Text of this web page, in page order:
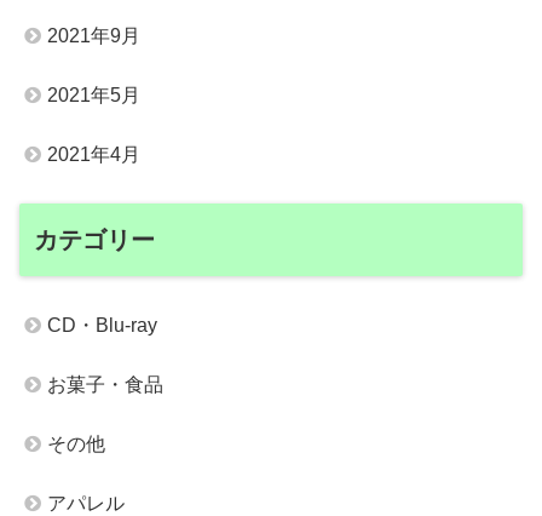
2021年9月
2021年5月
2021年4月
カテゴリー
CD・Blu-ray
お菓子・食品
その他
アパレル